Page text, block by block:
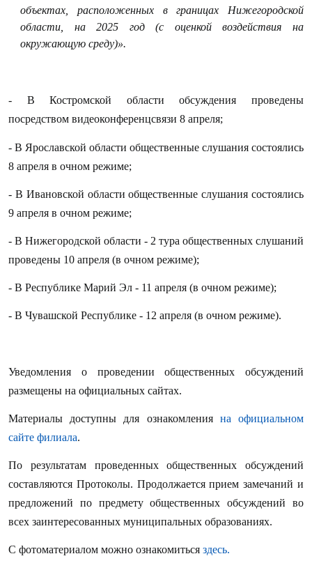
объектах, расположенных в границах Нижегородской
области, на 2025 год (с оценкой воздействия на
окружающую среду)».
- В Костромской области обсуждения проведены
посредством видеоконференцсвязи 8 апреля;
- В Ярославской области общественные слушания состоялись
8 апреля в очном режиме;
- В Ивановской области общественные слушания состоялись
9 апреля в очном режиме;
- В Нижегородской области - 2 тура общественных слушаний
проведены 10 апреля (в очном режиме);
- В Республике Марий Эл - 11 апреля (в очном режиме);
- В Чувашской Республике - 12 апреля (в очном режиме).
Уведомления о проведении общественных обсуждений
размещены на официальных сайтах.
Материалы доступны для ознакомления на официальном
сайте филиала.
По результатам проведенных общественных обсуждений
составляются Протоколы. Продолжается прием замечаний и
предложений по предмету общественных обсуждений во
всех заинтересованных муниципальных образованиях.
С фотоматериалом можно ознакомиться здесь.